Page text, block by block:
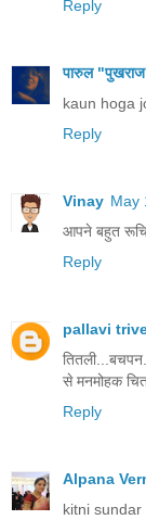
Reply
पारुल
kaun hoga
Reply
Vinay May
आपने बहुत
Reply
pallavi
से मनमोहक
Reply
Alpana
kitni